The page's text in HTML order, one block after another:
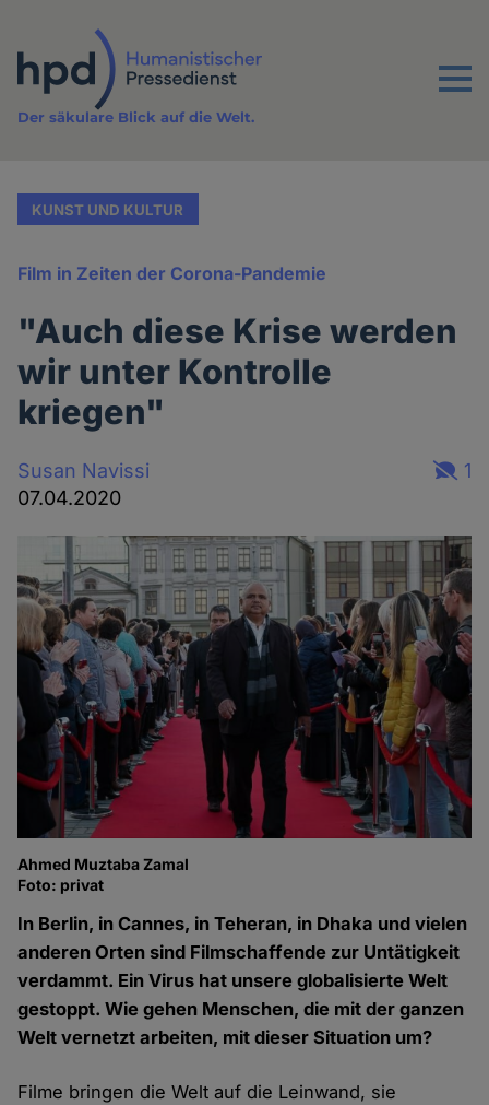
Inhalt
Menu
Der säkulare Blick auf die Welt.
KUNST UND KULTUR
Film in Zeiten der Corona-Pandemie
"Auch diese Krise werden
wir unter Kontrolle
kriegen"
Susan Navissi
07.04.2020
1
Ahmed Muztaba Zamal
Foto: privat
In Berlin, in Cannes, in Teheran, in Dhaka und vielen
anderen Orten sind Filmschaffende zur Untätigkeit
verdammt. Ein Virus hat unsere globalisierte Welt
gestoppt. Wie gehen Menschen, die mit der ganzen
Welt vernetzt arbeiten, mit dieser Situation um?
Filme bringen die Welt auf die Leinwand, sie